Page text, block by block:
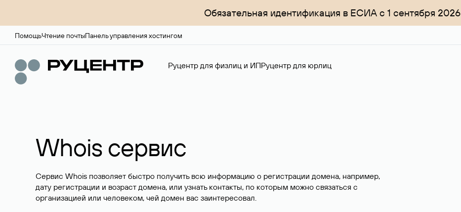
Обязательная идентификация в ЕСИА с 1 сентября 2026
ПомощьЧтение почтыПанель управления хостингом
Руцентр для физлиц и ИПРуцентр для юрлиц
Whois сервис
Сервис Whois позволяет быстро получить всю информацию о регистрации домена, например,
дату регистрации и возраст домена, или узнать контакты, по которым можно связаться с
организацией или человеком, чей домен вас заинтересовал.